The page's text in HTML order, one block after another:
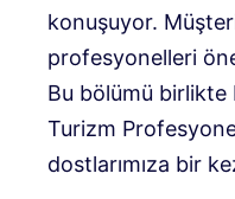
konuşuyor.
profesyonelleri
Bu bölümü birlikte
Turizm
dostlarımıza bir